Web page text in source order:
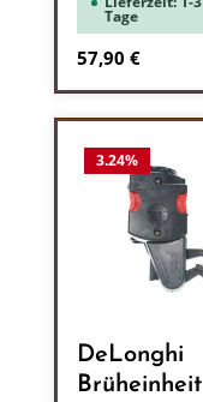
Tage
Regulärer Preis:
57,90 €
3.24%
DeLonghi
Brüheinheit